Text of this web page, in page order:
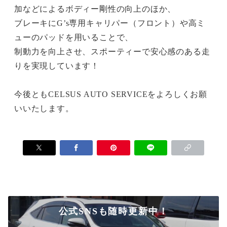
加などによるボディー剛性の向上のほか、
ブレーキにG’s専用キャリパー（フロント）や高ミ
ューのパッドを用いることで、
制動力を向上させ、スポーティーで安心感のある走
りを実現しています！
今後ともCELSUS AUTO SERVICEをよろしくお願
いいたします。
公式SNSも随時更新中！